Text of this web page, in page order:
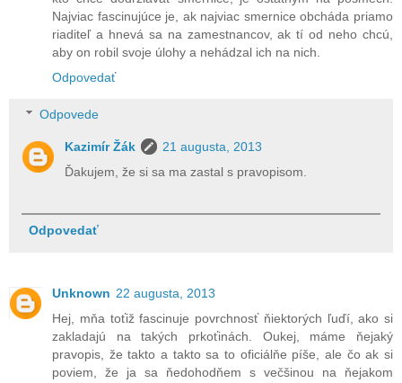
Najviac fascinujúce je, ak najviac smernice obcháda priamo
riaditeľ a hnevá sa na zamestnancov, ak tí od neho chcú,
aby on robil svoje úlohy a nehádzal ich na nich.
Odpovedať
Odpovede
Kazimír Žák
21 augusta, 2013
Ďakujem, že si sa ma zastal s pravopisom.
Odpovedať
Unknown 22 augusta, 2013
Hej, mňa toťiž fascinuje povrchnosť ňiektorých ľuďí, ako si
zakladajú na takých prkoťinách. Oukej, máme ňejaký
pravopis, že takto a takto sa to oficiálňe píše, ale čo ak si
poviem, že ja sa ňedohodňem s večšinou na ňejakom